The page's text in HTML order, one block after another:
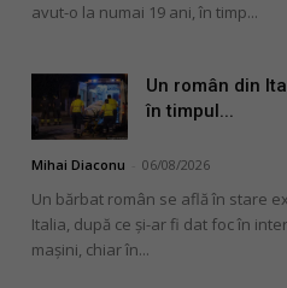
avut-o la numai 19 ani, în timp...
Un român din
în timpul...
Mihai Diaconu 06/08/2026
Un bărbat român se află în stare
Italia, după ce și-ar fi dat foc în
mașini, chiar în...